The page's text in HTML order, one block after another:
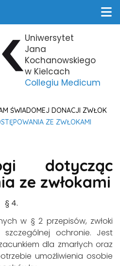
Uniwersytet
Jana
Kochanowskiego
w Kielcach
Collegiu Medicum
ŚWIADOMEJ DONACJI ZWŁOK
ZE ZWŁOKAMI
dotycząc
ze zwłokami
§ 4.
w § 2 przepisów, zwłoki
ochronie. Jest
dla zmarłych oraz
umożliwienia osobie